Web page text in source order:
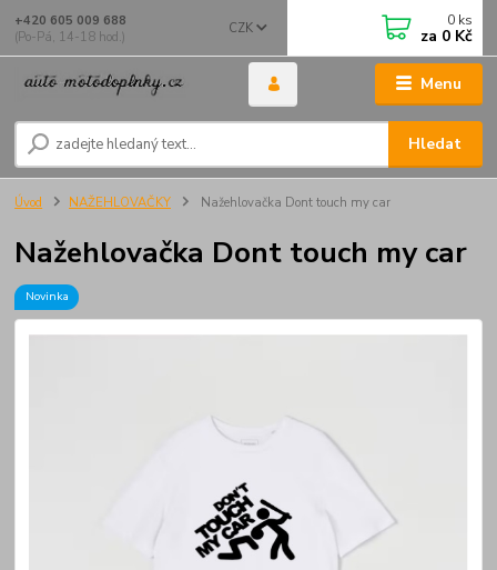
Menu
CZK
Hledat
+420 605 009 688
(Po-Pá, 14-18 hod.)
0 ks
za 0 Kč
Úvod NAŽEHLOVAČKY Nažehlovačka Dont touch my car
Nažehlovačka Dont touch my car
Novinka